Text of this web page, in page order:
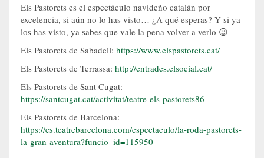
Els Pastorets es el espectáculo navideño catalán por
excelencia, si aún no lo has visto… ¿A qué esperas? Y si ya
los has visto, ya sabes que vale la pena volver a verlo 😉
Els Pastorets de Sabadell: https://www.elspastorets.cat/
Els Pastorets de Terrassa: http://entrades.elsocial.cat/
Els Pastorets de Sant Cugat:
https://santcugat.cat/activitat/teatre-els-pastorets86
Els Pastorets de Barcelona:
https://es.teatrebarcelona.com/espectaculo/la-roda-pastorets-
la-gran-aventura?funcio_id=115950